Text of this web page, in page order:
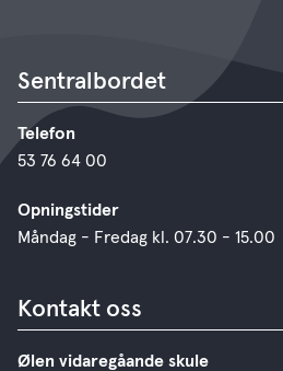
Sentralbordet
Telefon
53 76 64 00
Opningstider
Måndag - Fredag kl. 07.30 - 15.00
Kontakt oss
Ølen vidaregåande skule